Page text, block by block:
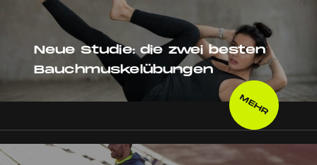
Neue Studie: die zwei besten
Bauchmuskelübungen
MEHR